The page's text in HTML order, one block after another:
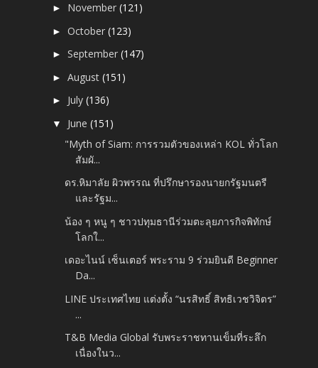
► November(121)
►October(123)
►September(147)
►August(151)
► July(136)
▼ June(151)
"Myth of Siam: การรวมตัวของเหล่า KOL ทั่วโลก
สัมผั...
ดร.หิมาลัย ผิวพรรณ ที่ปรึกษารองนายกรัฐมนตรี
และรัฐม...
น้อง ๆ หนู ๆ ชาวปทุมธานีร่วมตะลุยภารกิจพิทักษ์
โลกใ...
เดอะไนน์ เซ็นเตอร์ พระราม 9 ร่วมยินดี Beginner
Da...
LINE ประเทศไทย แต่งตั้ง “นรสิทธิ์ สิทธิเวชวิจิตร”
...
T&B Media Global รับพระราชทานเข็มที่ระลึก
เนื่องในว...